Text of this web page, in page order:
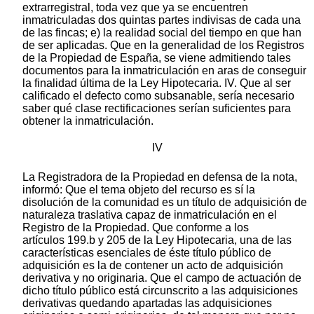
extrarregistral, toda vez que ya se encuentren
inmatriculadas dos quintas partes indivisas de cada una
de las fincas; e) la realidad social del tiempo en que han
de ser aplicadas. Que en la generalidad de los Registros
de la Propiedad de España, se viene admitiendo tales
documentos para la inmatriculación en aras de conseguir
la finalidad última de la Ley Hipotecaria. IV. Que al ser
calificado el defecto como subsanable, sería necesario
saber qué clase rectificaciones serían suficientes para
obtener la inmatriculación.
IV
La Registradora de la Propiedad en defensa de la nota,
informó: Que el tema objeto del recurso es sí la
disolución de la comunidad es un título de adquisición de
naturaleza traslativa capaz de inmatriculación en el
Registro de la Propiedad. Que conforme a los
artículos 199.b y 205 de la Ley Hipotecaria, una de las
características esenciales de éste título público de
adquisición es la de contener un acto de adquisición
derivativa y no originaria. Que el campo de actuación de
dicho título público está circunscrito a las adquisiciones
derivativas quedando apartadas las adquisiciones